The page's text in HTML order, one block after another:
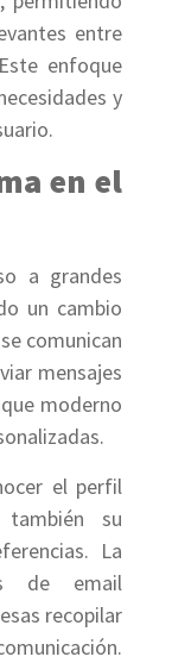
entre
enfoque
y
en el
a grandes
un cambio
comunican
mensajes
moderno
el perfil
su
La
de email
recopilar